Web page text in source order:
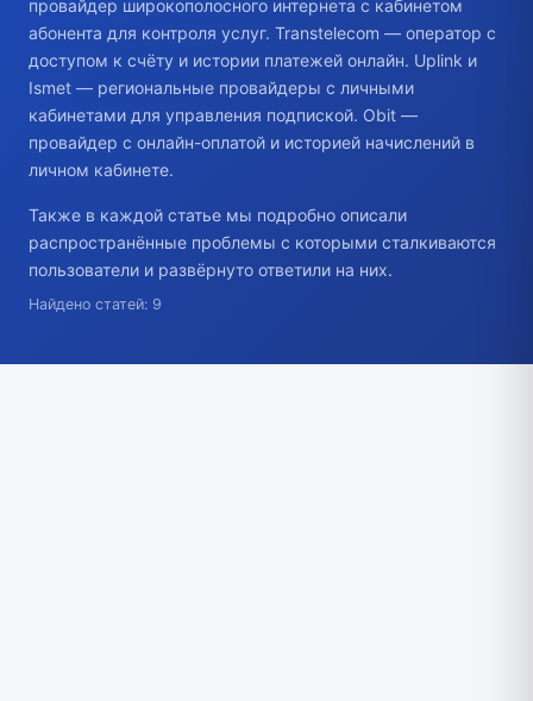
провайдер широкополосного интернета с кабинетом
абонента для контроля услуг. Transtelecom — оператор с
доступом к счёту и истории платежей онлайн. Uplink и
Ismet — региональные провайдеры с личными
кабинетами для управления подпиской. Obit —
провайдер с онлайн-оплатой и историей начислений в
личном кабинете.
Также в каждой статье мы подробно описали
распространённые проблемы с которыми сталкиваются
пользователи и развёрнуто ответили на них.
Найдено статей: 9